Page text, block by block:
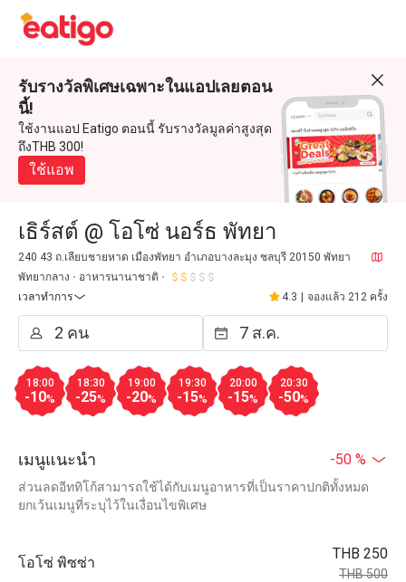
รับรางวัลพิเศษเฉพาะในแอปเลยตอน
นี้!
ใช้งานแอป Eatigo ตอนนี้ รับรางวัลมูลค่าสูงสุด
ถึงTHB 300!
ใช้แอพ
เธิร์สต์ @ โอโซ่ นอร์ธ พัทยา
240 43 ถ.เลียบชายหาด เมืองพัทยา อำเภอบางละมุง ชลบุรี 20150 พัทยา
พัทยากลาง
อาหารนานาชาติ
เวลาทำการ
4.3 จองแล้ว 212 ครั้ง
18:00
-10%
18:30
-25%
19:00
-20%
19:30
-15%
20:00
-15%
20:30
-50%
เมนูแนะนำ -50 %
ส่วนลดอีททิโก้สามารถใช้ได้กับเมนูอาหารที่เป็นราคาปกติทั้งหมด
ยกเว้นเมนูที่ระบุไว้ในเงื่อนไขพิเศษ
โอโซ่ พิซซ่า
THB 250
THB 500